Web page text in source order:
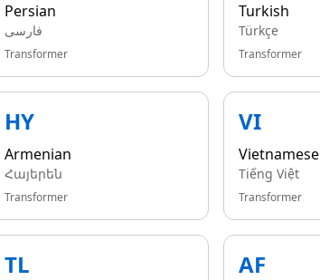
Persian
فارسی
Transformer
Turkish
Türkçe
Transformer
HY
Armenian
Հայերեն
Transformer
VI
Vietnamese
Tiếng Việt
Transformer
TL AF